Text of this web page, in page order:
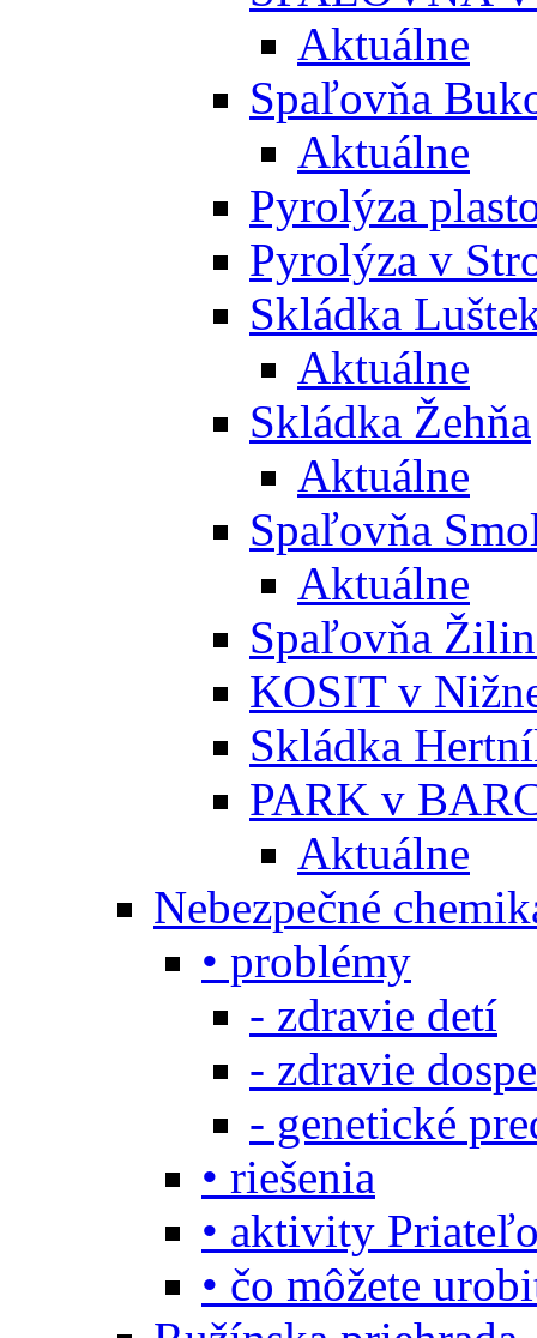
Aktuálne
Spaľovňa
Aktuálne
Pyrolýza
Pyrolýza v
Skládka
Aktuálne
Skládka Žehňa
Aktuálne
Spaľovňa
Aktuálne
Spaľovňa
KOSIT v
Skládka
PARK v
Aktuálne
Nebezpečné
• problémy
- zdravie detí
- zdravie
- genetické
• riešenia
• aktivity
• čo môžete